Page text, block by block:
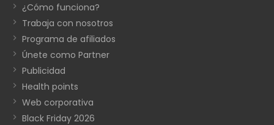
¿Cómo funciona?
Trabaja con nosotros
Programa de afiliados
Únete como Partner
Publicidad
Health points
Web corporativa
Black Friday 2026